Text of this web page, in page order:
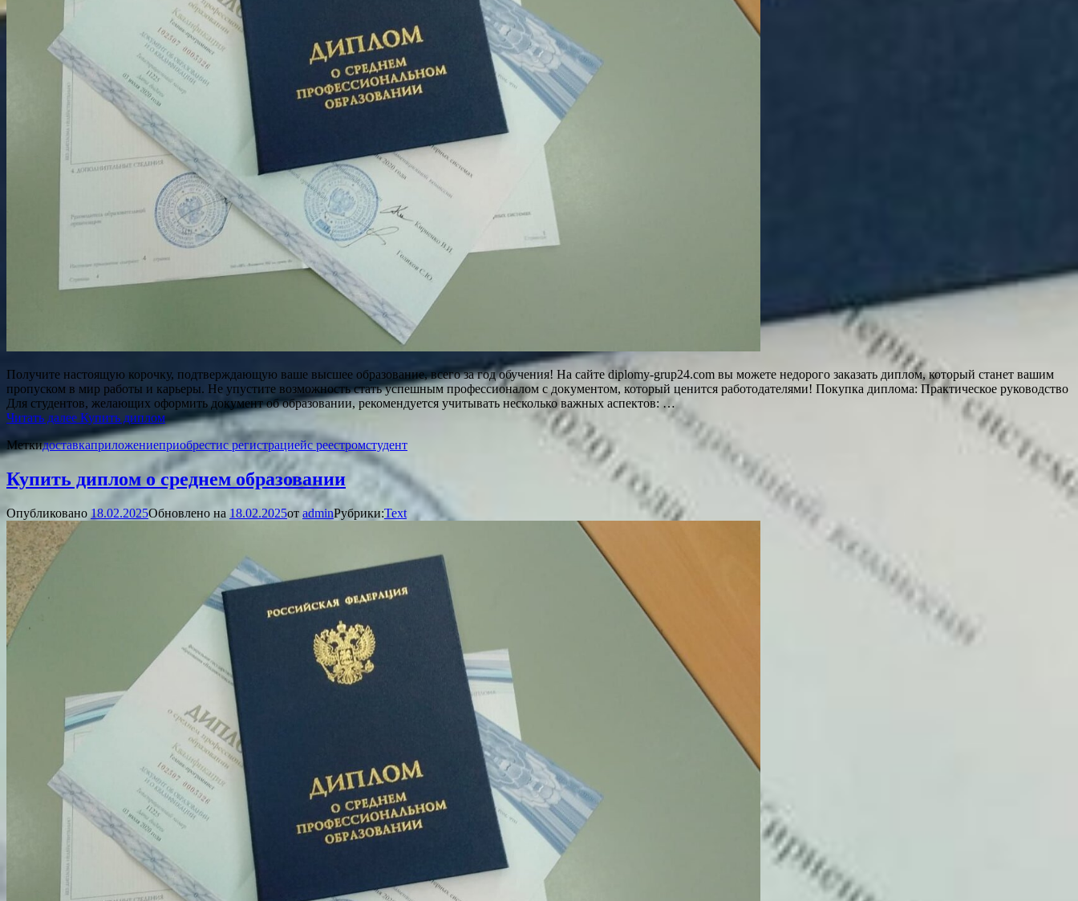
Получите настоящую корочку, подтверждающую ваше высшее образование, всего за год обучения! На сайте diplomy-grup24.com вы можете недорого заказать диплом, который станет вашим
пропуском в мир работы и карьеры. Не упустите возможность стать успешным профессионалом с документом, который ценится работодателями! Покупка диплома: Практическое руководство
Для студентов, желающих оформить документ об образовании, рекомендуется учитывать несколько важных аспектов: …
Читать далее Купить диплом
Меткидоставкаприложениеприобрестис регистрациейс реестромстудент
Купить диплом о среднем образовании
Опубликовано 18.02.2025Обновлено на 18.02.2025от adminРубрики:Text